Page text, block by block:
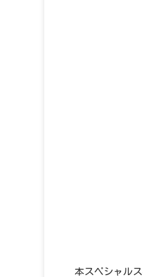
本スペシャル